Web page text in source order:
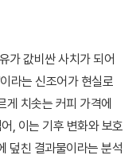
가 값비싼 사치가 되어
라는 신조어가 현실로
게 치솟는 커피 가격에
, 이는 기후 변화와 보호
덮친 결과물이라는 분석